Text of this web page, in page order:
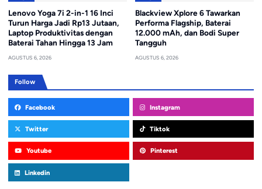
Lenovo Yoga 7i 2-in-1 16 Inci
Turun Harga Jadi Rp13 Jutaan,
Laptop Produktivitas dengan
Baterai Tahan Hingga 13 Jam
AGUSTUS 6, 2026
Blackview Xplore 6 Tawarkan
Performa Flagship, Baterai
12.000 mAh, dan Bodi Super
Tangguh
AGUSTUS 6, 2026
Follow
Facebook Instagram
Twitter Tiktok
Youtube Pinterest
Linkedin